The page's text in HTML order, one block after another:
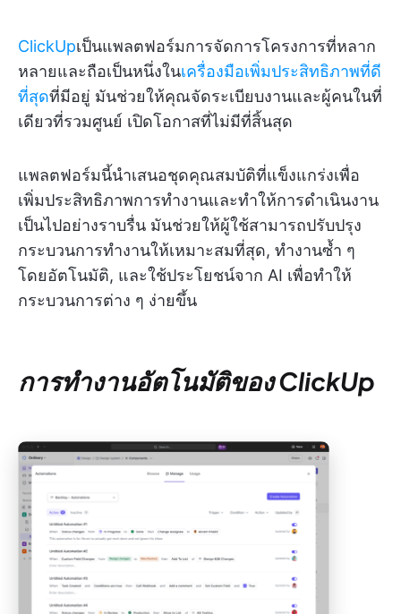
ClickUpเป็นแพลตฟอร์มการจัดการโครงการที่หลาก
หลายและถือเป็นหนึ่งในเครื่องมือเพิ่มประสิทธิภาพที่ดี
ที่สุดที่มีอยู่ มันช่วยให้คุณจัดระเบียบงานและผู้คนในที่
เดียวที่รวมศูนย์ เปิดโอกาสที่ไม่มีที่สิ้นสุด
แพลตฟอร์มนี้นำเสนอชุดคุณสมบัติที่แข็งแกร่งเพื่อ
เพิ่มประสิทธิภาพการทำงานและทำให้การดำเนินงาน
เป็นไปอย่างราบรื่น มันช่วยให้ผู้ใช้สามารถปรับปรุง
กระบวนการทำงานให้เหมาะสมที่สุด, ทำงานซ้ำ ๆ
โดยอัตโนมัติ, และใช้ประโยชน์จาก AI เพื่อทำให้
กระบวนการต่าง ๆ ง่ายขึ้น
การทำงานอัตโนมัติของ ClickUp